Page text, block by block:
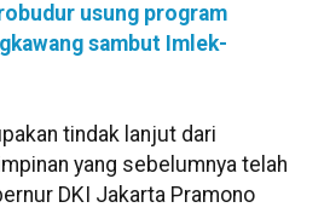
usung program
sambut Imlek-
tindak lanjut dari
yang sebelumnya telah
DKI Jakarta Pramono